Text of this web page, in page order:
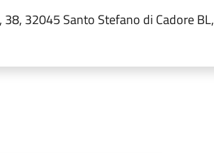
38, 32045 Santo Stefano di Cadore BL,